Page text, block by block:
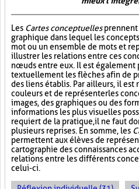
Les Cartes conceptuellesprennent
graphique dans lequel les
mot ou un ensemble de mots et
illustrer les relations entre ces
nœuds entre eux. Il est également
textuellement les flèches afin de
des liens établis. Par ailleurs, il
couleurs et de représenter les
images, des graphiques ou des
informations les plus visuelles
requiert de la pratique, il ne faut
plusieurs reprises. En somme, les
permettent aux élèves de
cartographie des connaissances
relations entre les différents
celui-ci.